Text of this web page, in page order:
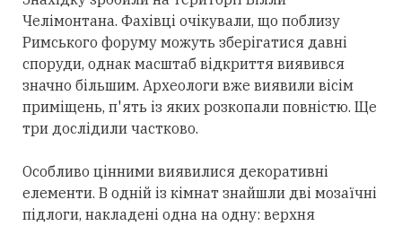
Челімонтана. Фахівці очікували, що поблизу
Римського форуму можуть зберігатися давні
споруди, однак масштаб відкриття виявився
значно більшим. Археологи вже виявили вісім
приміщень, п'ять із яких розкопали повністю. Ще
три дослідили частково.
Особливо цінними виявилися декоративні
елементи. В одній із кімнат знайшли дві мозаїчні
підлоги, накладені одна на одну: верхня